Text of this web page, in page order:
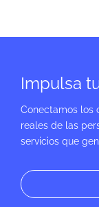
Impulsa
Conectamos los
reales de las
servicios que